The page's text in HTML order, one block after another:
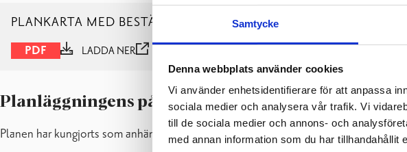
Samtycke
Denna webbplats använder cookies
Vi använder enhetsidentifierare för att anpassa
sociala medier och analysera vår trafik. Vi
till de sociala medier och annons- och
med annan information som du har
PLANKARTA MED BESTÄMMELSER – KAAVAKARTTA
PDF LADDA NER
Planläggningens påbörjande och program för
Planen har kungjorts som anhängig: 25.5.2026.